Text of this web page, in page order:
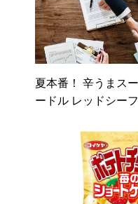
夏本番！ 辛うまス
ードル レッドシー
ムマガジン）